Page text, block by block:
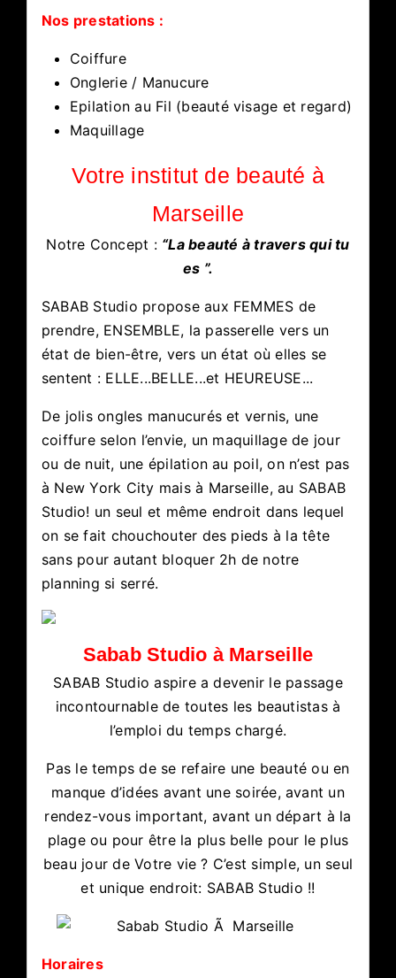
Nos prestations :
Coiffure
Onglerie / Manucure
Epilation au Fil (beauté visage et regard)
Maquillage
Votre institut de beauté à
Marseille
Notre Concept : “La beauté à travers qui tu
es ”.
SABAB Studio propose aux FEMMES de
prendre, ENSEMBLE, la passerelle vers un
état de bien-être, vers un état où elles se
sentent : ELLE...BELLE...et HEUREUSE...
De jolis ongles manucurés et vernis, une
coiffure selon l’envie, un maquillage de jour
ou de nuit, une épilation au poil, on n’est pas
à New York City mais à Marseille, au SABAB
Studio! un seul et même endroit dans lequel
on se fait chouchouter des pieds à la tête
sans pour autant bloquer 2h de notre
planning si serré.
Sabab Studio à Marseille
SABAB Studio aspire a devenir le passage
incontournable de toutes les beautistas à
l’emploi du temps chargé.
Pas le temps de se refaire une beauté ou en
manque d’idées avant une soirée, avant un
rendez-vous important, avant un départ à la
plage ou pour être la plus belle pour le plus
beau jour de Votre vie ? C’est simple, un seul
et unique endroit: SABAB Studio !!
Horaires